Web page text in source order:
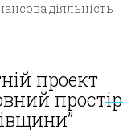
діяльність
проект
простір